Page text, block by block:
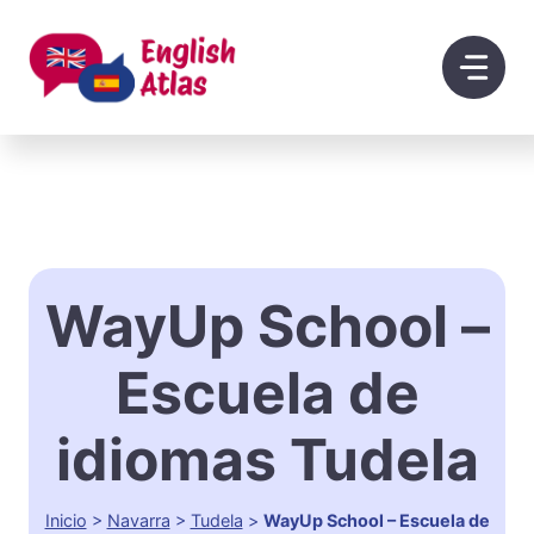
contenido
WayUp School –
Escuela de
idiomas Tudela
Inicio > Navarra > Tudela > WayUp School – Escuela de